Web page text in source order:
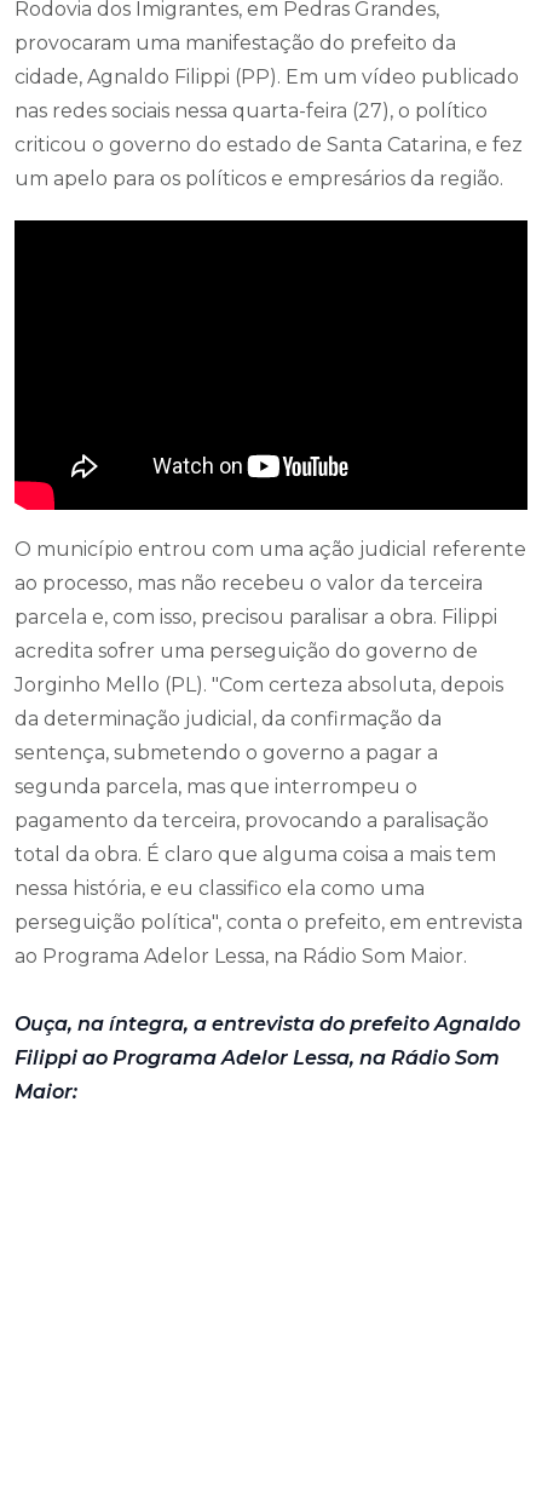
Rodovia dos Imigrantes, em Pedras Grandes,
provocaram uma manifestação do prefeito da
cidade, Agnaldo Filippi (PP). Em um vídeo publicado
nas redes sociais nessa quarta-feira (27), o político
criticou o governo do estado de Santa Catarina, e fez
um apelo para os políticos e empresários da região.
O município entrou com uma ação judicial referente
ao processo, mas não recebeu o valor da terceira
parcela e, com isso, precisou paralisar a obra. Filippi
acredita sofrer uma perseguição do governo de
Jorginho Mello (PL). "Com certeza absoluta, depois
da determinação judicial, da confirmação da
sentença, submetendo o governo a pagar a
segunda parcela, mas que interrompeu o
pagamento da terceira, provocando a paralisação
total da obra. É claro que alguma coisa a mais tem
nessa história, e eu classifico ela como uma
perseguição política", conta o prefeito, em entrevista
ao Programa Adelor Lessa, na Rádio Som Maior.
Ouça, na íntegra, a entrevista do prefeito Agnaldo
Filippi ao Programa Adelor Lessa, na Rádio Som
Maior: